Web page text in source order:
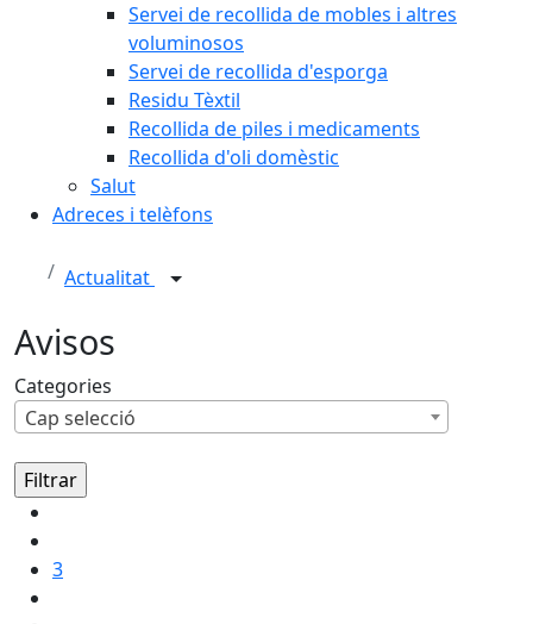
Servei de recollida de mobles i altres
voluminosos
Servei de recollida d'esporga
Residu Tèxtil
Recollida de piles i medicaments
Recollida d'oli domèstic
Salut
Adreces i telèfons
Actualitat
Avisos
Categories
Cap selecció
3